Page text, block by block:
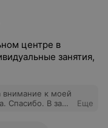
центре в
занятия,
внимание к моей
Спасибо. В зале
Еще